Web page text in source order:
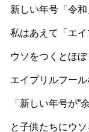
新しい年号「令
私はあえて「エイ
ウソをつくとほ
エイプリルフー
「新しい年号が”
と子供たちにウ